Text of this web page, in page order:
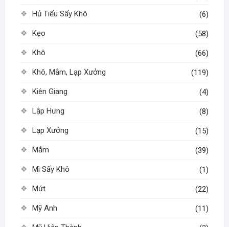
Hủ Tiếu Sấy Khô (6)
Kẹo (58)
Khô (66)
Khô, Mắm, Lạp Xưởng (119)
Kiên Giang (4)
Lập Hưng (8)
Lạp Xưởng (15)
Mắm (39)
Mì Sấy Khô (1)
Mứt (22)
Mỹ Anh (11)